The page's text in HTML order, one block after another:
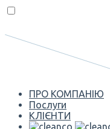
ПРО КОМПАНІЮ
Послуги
КЛІЄНТИ